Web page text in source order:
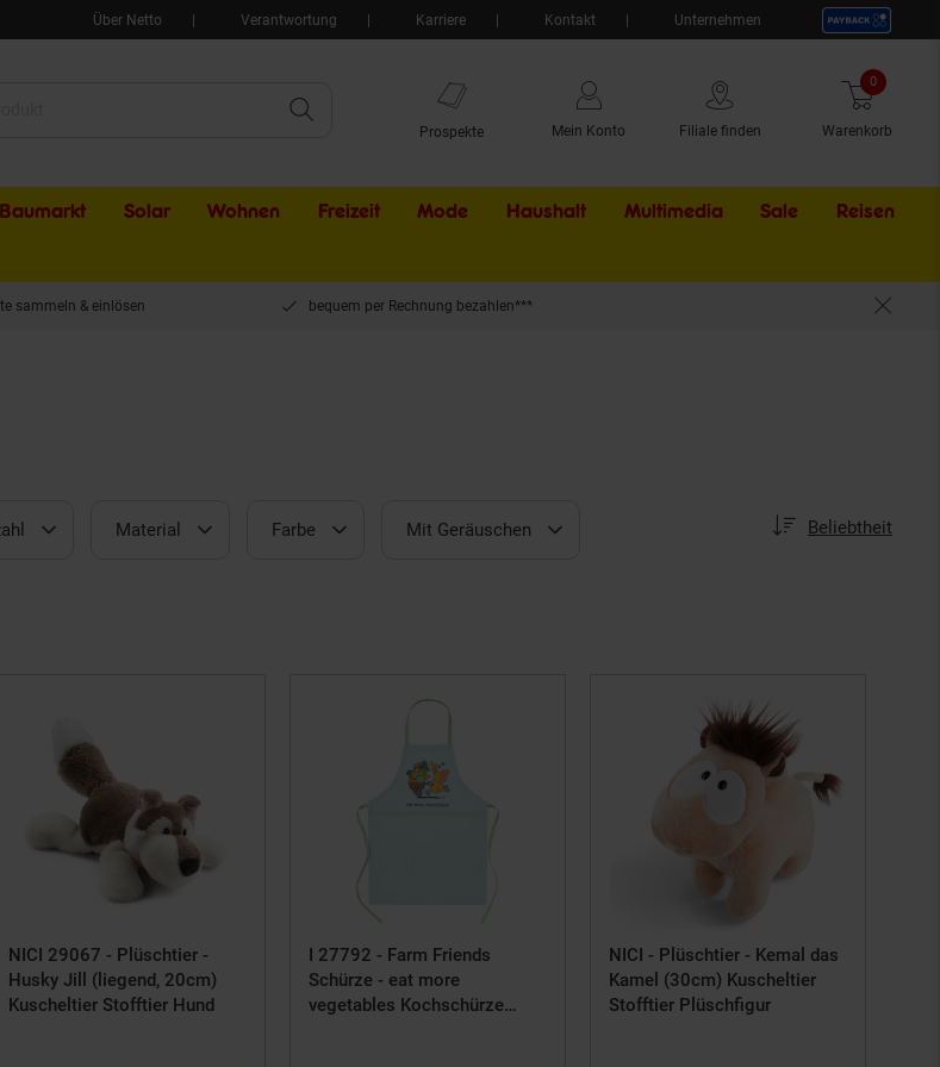
Über Netto Verantwortung Karriere Kontakt Unternehmen
Prospekte Mein Konto Filiale finden Warenkorb
0 Artikel
Baumarkt Solar Wohnen Freizeit Mode Haushalt Multimedia Sale Externer
Reisen
sammeln & einlösen bequem per Rechnung bezahlen***
Material Farbe Mit Geräuschen SortierungSortierung:
Beliebtheit
NICI 29067 - Plüschtier -
Husky Jill (liegend, 20cm)
Kuscheltier Stofftier Hund
I 27792 - Farm Friends
Schürze - eat more
vegetables Kochschürze
NICI - Plüschtier - Kemal das
Kamel (30cm) Kuscheltier
Stofftier Plüschfigur